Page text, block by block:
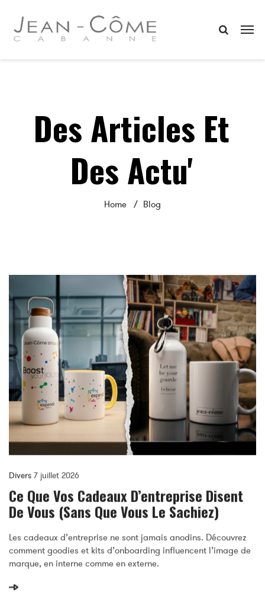
Des Articles Et
Des Actu'
Home Blog
Divers 7 juillet 2026
Ce Que Vos Cadeaux D’entreprise Disent
De Vous (sans Que Vous Le Sachiez)
Les cadeaux d’entreprise ne sont jamais anodins. Découvrez
comment goodies et kits d’onboarding influencent l’image de
marque, en interne comme en externe.